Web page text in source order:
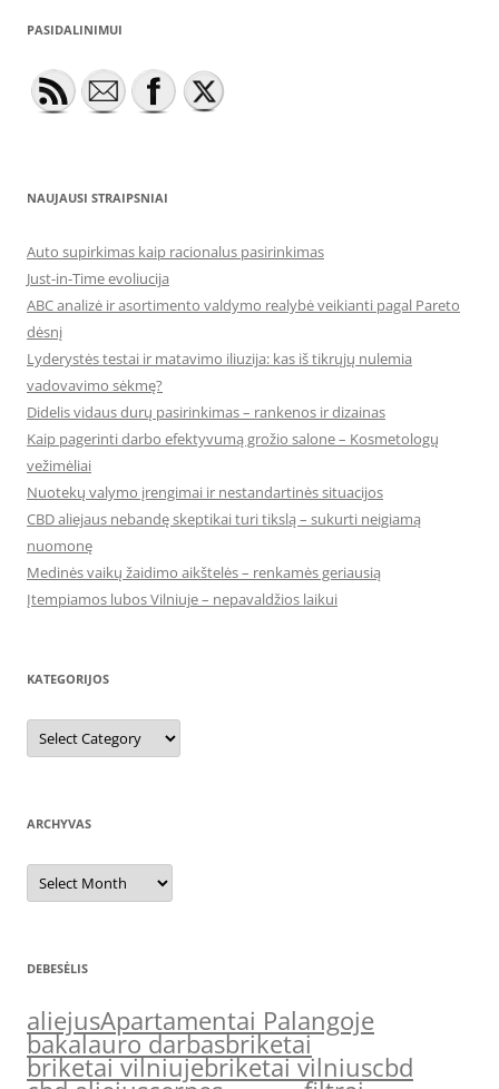
PASIDALINIMUI
NAUJAUSI STRAIPSNIAI
Auto supirkimas kaip racionalus pasirinkimas
Just-in-Time evoliucija
ABC analizė ir asortimento valdymo realybė veikianti pagal Pareto
dėsnį
Lyderystės testai ir matavimo iliuzija: kas iš tikrųjų nulemia
vadovavimo sėkmę?
Didelis vidaus durų pasirinkimas – rankenos ir dizainas
Kaip pagerinti darbo efektyvumą grožio salone – Kosmetologų
vežimėliai
Nuotekų valymo įrengimai ir nestandartinės situacijos
CBD aliejaus nebandę skeptikai turi tikslą – sukurti neigiamą
nuomonę
Medinės vaikų žaidimo aikštelės – renkamės geriausią
Įtempiamos lubos Vilniuje – nepavaldžios laikui
KATEGORIJOS
Kategorijos
ARCHYVAS
Archyvas
DEBESĖLIS
aliejusApartamentai Palangoje
bakalauro darbasbriketai
briketai vilniujebriketai vilniuscbd